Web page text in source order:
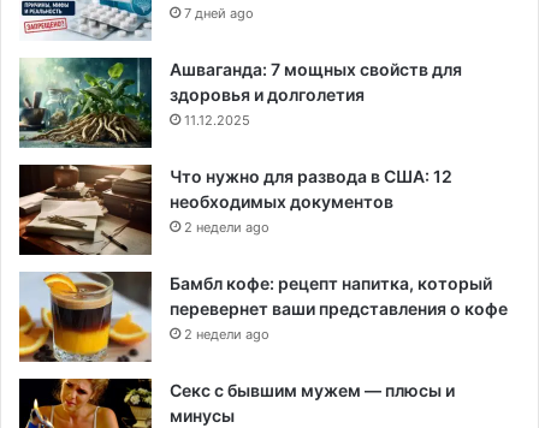
7 дней ago
Ашваганда: 7 мощных свойств для
здоровья и долголетия
11.12.2025
Что нужно для развода в США: 12
необходимых документов
2 недели ago
Бамбл кофе: рецепт напитка, который
перевернет ваши представления о кофе
2 недели ago
Секс с бывшим мужем — плюсы и
минусы